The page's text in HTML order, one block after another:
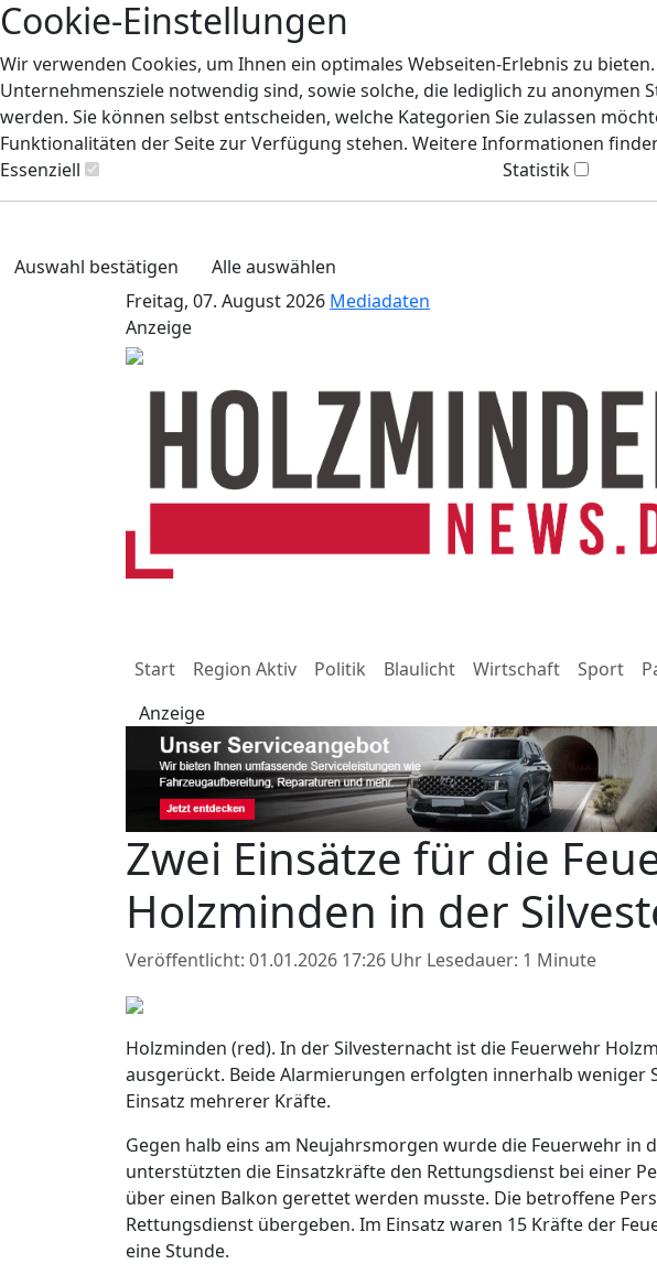
Cookie-Einstellungen
Wir verwenden Cookies, um Ihnen ein optimales Webseiten-Erlebnis zu
Unternehmensziele notwendig sind, sowie solche, die lediglich zu
werden. Sie können selbst entscheiden, welche Kategorien Sie zulassen
Funktionalitäten der Seite zur Verfügung stehen. Weitere Informationen
Essenziell
Statistik
Auswahl bestätigen
Alle auswählen
Freitag, 07. August 2026 Mediadaten
Anzeige
Start
Region Aktiv Politik Blaulicht Wirtschaft Sport
Anzeige
Zwei Einsätze für die
Holzminden in der
Veröffentlicht: 01.01.2026 17:26 Uhr Lesedauer: 1 Minute
Holzminden (red). In der Silvesternacht ist die Feuerwehr
ausgerückt. Beide Alarmierungen erfolgten innerhalb weniger
Einsatz mehrerer Kräfte.
Gegen halb eins am Neujahrsmorgen wurde die Feuerwehr in
unterstützten die Einsatzkräfte den Rettungsdienst bei einer
über einen Balkon gerettet werden musste. Die betroffene
Rettungsdienst übergeben. Im Einsatz waren 15 Kräfte der
eine Stunde.